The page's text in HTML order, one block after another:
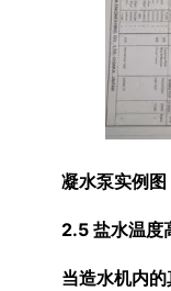
凝水泵实例
2.5 盐水温度
当造水机内